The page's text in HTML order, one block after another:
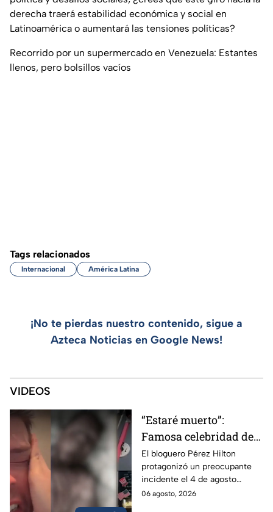
derecha traerá estabilidad económica y social en
Latinoamérica o aumentará las tensiones políticas?
Recorrido por un supermercado en Venezuela: Estantes
llenos, pero bolsillos vacíos
Tags relacionados
Internacional América Latina
¡No te pierdas nuestro contenido, sigue a
Azteca Noticias en Google News!
VIDEOS
“Estaré muerto”:
Famosa celebridad de
internet se autolesionó
en una transmisión en
vivo
El bloguero Pérez Hilton
protagonizó un preocupante
incidente el 4 de agosto
durante una transmisión en
06 agosto, 2026